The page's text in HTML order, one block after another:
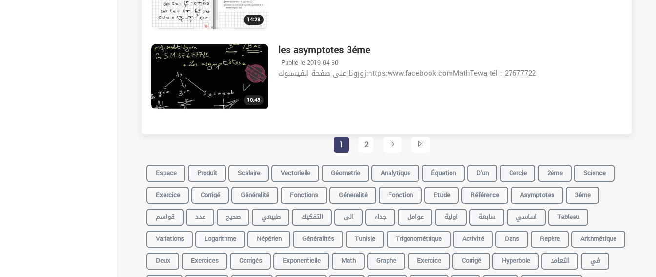
14:28
10:43
les asymptotes 3éme
Publié le 2019-04-30
زورونا على صفحة الفيسبوك:https:www.facebook.comMathTewa tél : 27677722
1 2
Espace Produit Scalaire Vectorielle Géometrie Analytique Équation D'un Cercle 2éme
Science
Exercice
Corrigé Généralité Fonctions Géneralité Fonction Etude Référence Asymptotes
3éme
قواسم
عدد صحيح طبيعي التفكيك الى جداء عوامل اولية سابعة اساسي
Tableau
Variations
Logarithme Népérien Généralités Tunisie Trigonométrique Activité Dans Repère
Arithmétique
Deux
Exercices Corrigés Exponentielle Math Graphe Exercice Corrigé Hyperbole التعامد
في